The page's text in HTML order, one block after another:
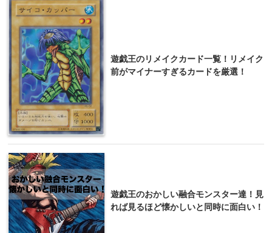
遊戯王のリメイクカード一覧！リメイク
前がマイナーすぎるカードを厳選！
遊戯王のおかしい融合モンスター達！見
れば見るほど懐かしいと同時に面白い！